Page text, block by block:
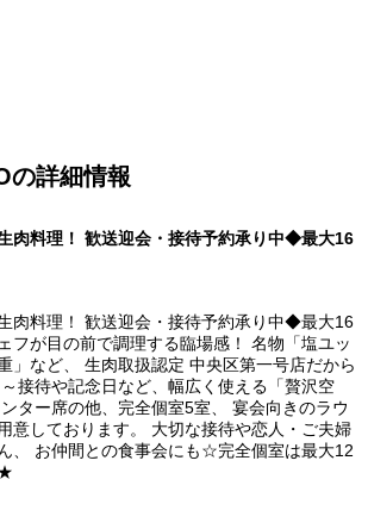
の詳細情報
肉料理！ 歓送迎会・接待予約承り中◆最大16
肉料理！ 歓送迎会・接待予約承り中◆最大16
フが目の前で調理する臨場感！ 名物「塩ユッ
」など、 生肉取扱認定 中央区第一号店だから
接待や記念日など、幅広く使える「贅沢空
ター席の他、完全個室5室、 宴会向きのラウ
意しております。 大切な接待や恋人・ご夫婦
、 お仲間との食事会にも☆完全個室は最大12